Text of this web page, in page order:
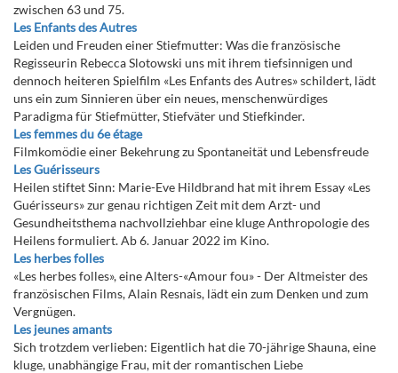
zwischen 63 und 75.
Les Enfants des Autres
Leiden und Freuden einer Stiefmutter: Was die französische
Regisseurin Rebecca Slotowski uns mit ihrem tiefsinnigen und
dennoch heiteren Spielfilm «Les Enfants des Autres» schildert, lädt
uns ein zum Sinnieren über ein neues, menschenwürdiges
Paradigma für Stiefmütter, Stiefväter und Stiefkinder.
Les femmes du 6e étage
Filmkomödie einer Bekehrung zu Spontaneität und Lebensfreude
Les Guérisseurs
Heilen stiftet Sinn: Marie-Eve Hildbrand hat mit ihrem Essay «Les
Guérisseurs» zur genau richtigen Zeit mit dem Arzt- und
Gesundheitsthema nachvollziehbar eine kluge Anthropologie des
Heilens formuliert. Ab 6. Januar 2022 im Kino.
Les herbes folles
«Les herbes folles», eine Alters-«Amour fou» - Der Altmeister des
französischen Films, Alain Resnais, lädt ein zum Denken und zum
Vergnügen.
Les jeunes amants
Sich trotzdem verlieben: Eigentlich hat die 70-jährige Shauna, eine
kluge, unabhängige Frau, mit der romantischen Liebe